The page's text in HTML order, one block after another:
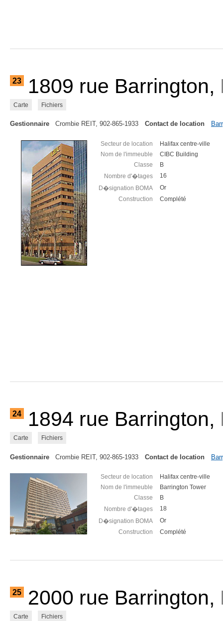
23 1809 rue Barrington,
Carte Fichiers
Gestionnaire Crombie REIT, 902-865-1933 Contact de location
Secteur de location
Halifax centre-ville
Nom de l'immeuble
CIBC Building
Classe
B
Nombre d'�tages
16
D�signation BOMA
Or
Construction
Complété
24 1894 rue Barrington,
Carte Fichiers
Gestionnaire Crombie REIT, 902-865-1933 Contact de location
Secteur de location
Halifax centre-ville
Nom de l'immeuble
Barrington Tower
Classe
B
Nombre d'�tages
18
D�signation BOMA
Or
Construction
Complété
25 2000 rue Barrington,
Carte Fichiers